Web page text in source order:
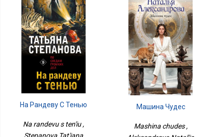
На Рандеву С Тенью
Na randevu s ten'iu ,
Машина Чудес
Mashina chudes ,